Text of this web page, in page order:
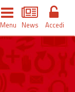
Menu News Accedi